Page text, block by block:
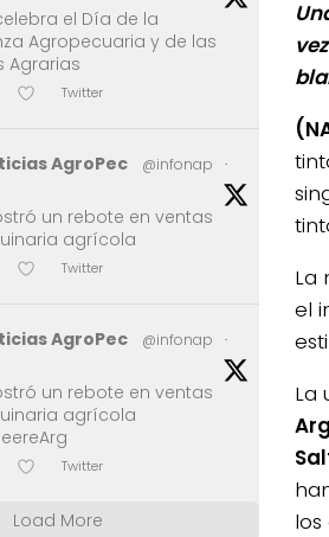
La
el
La
el Día de la
Agropecuaria y de las
Agrarias
Twitter
AgroPec @infonap
·
un rebote en ventas
agrícola
Twitter
AgroPec @infonap
·
un rebote en ventas
agrícola
Twitter
Load More